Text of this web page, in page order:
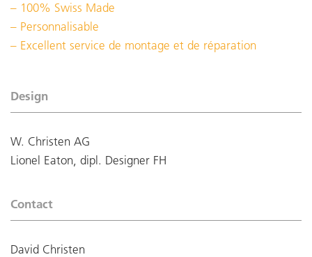
100% Swiss Made
Personnalisable
Excellent service de montage et de réparation
Design
W. Christen AG
Lionel Eaton, dipl. Designer FH
Contact
David Christen